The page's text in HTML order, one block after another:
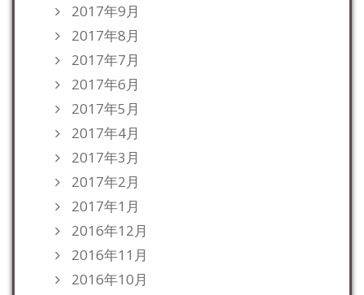
2017年9月
2017年8月
2017年7月
2017年6月
2017年5月
2017年4月
2017年3月
2017年2月
2017年1月
2016年12月
2016年11月
2016年10月